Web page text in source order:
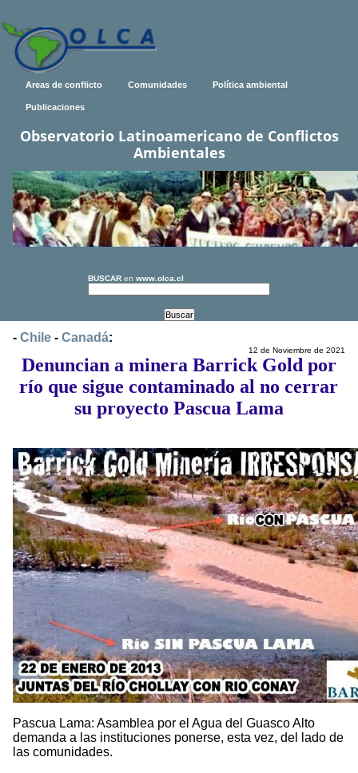
Areas de conflicto Comunidades Política ambiental
Publicaciones
Observatorio Latinoamericano de Conflictos
Ambientales
BUSCAR en www.olca.cl
- Chile - Canadá:
12 de Noviembre de 2021
Denuncian a minera Barrick Gold por
río que sigue contaminado al no cerrar
su proyecto Pascua Lama
Pascua Lama: Asamblea por el Agua del Guasco Alto
demanda a las instituciones ponerse, esta vez, del lado de
las comunidades.